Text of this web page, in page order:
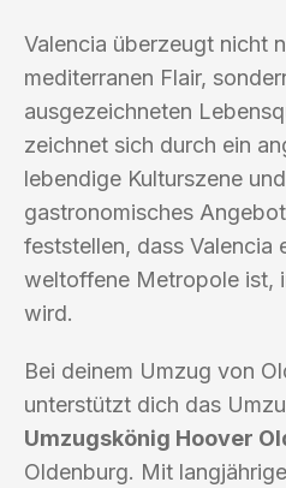
Valencia überzeugt nicht
mediterranen Flair,
ausgezeichneten
zeichnet sich durch ein
lebendige Kulturszene
gastronomisches
feststellen, dass Valencia
weltoffene Metropole ist,
wird.
Bei deinem Umzug von
unterstützt dich das
Umzugskönig Hoover
Oldenburg. Mit